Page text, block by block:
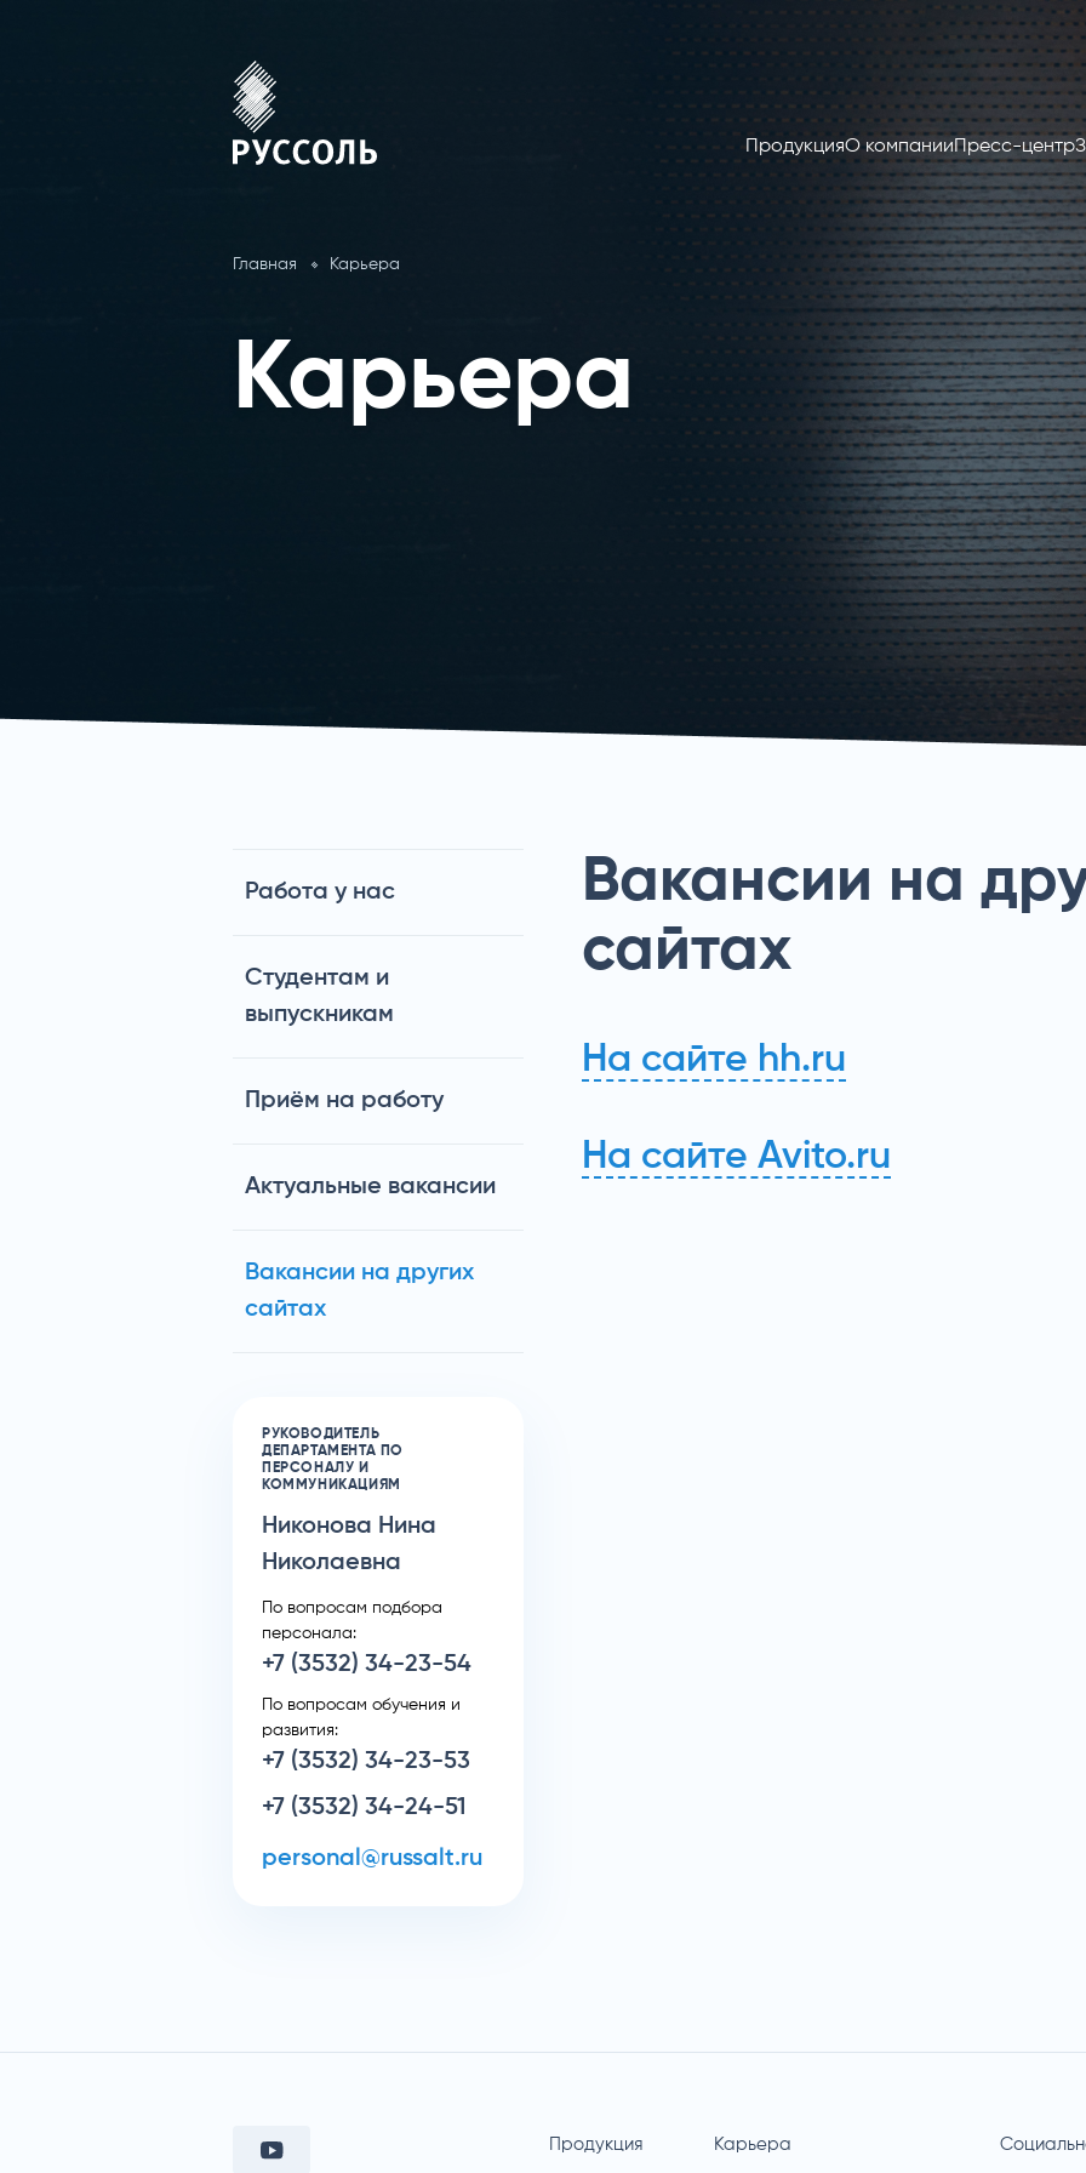
ПродукцияО компанииПресс-центр
Главная Карьера
Карьера
Работа у нас
Студентам и
выпускникам
Приём на работу
Актуальные вакансии
Вакансии на других
сайтах
РУКОВОДИТЕЛЬ
ДЕПАРТАМЕНТА ПО
ПЕРСОНАЛУ И
КОММУНИКАЦИЯМ
Никонова Нина
Николаевна
По вопросам подбора
персонала:
+7 (3532) 34-23-54
По вопросам обучения и
развития:
+7 (3532) 34-23-53
+7 (3532) 34-24-51
personal@russalt.ru
Вакансии на
сайтах
На сайте hh.ru
На сайте Avito.ru
Продукция Карьера